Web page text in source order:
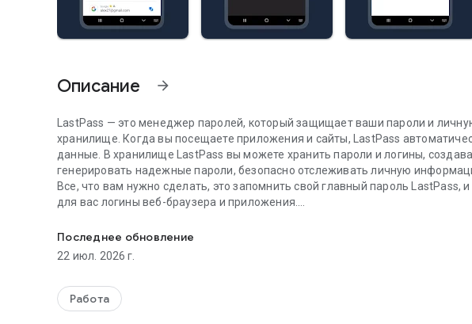
Описание arrow_forward
LastPass — это менеджер паролей, который защищает ваши пароли и
хранилище. Когда вы посещаете приложения и сайты, LastPass
данные. В хранилище LastPass вы можете хранить пароли и логины,
генерировать надежные пароли, безопасно отслеживать личную
Все, что вам нужно сделать, это запомнить свой главный пароль LastPass,
для вас логины веб-браузера и приложения.
запомнить ваши пароли и обеспечить вашу безопасность в Интернете.
• Надежно храните имена пользователей и пароли для всех своих сетевых
хранилище LastPass.
Последнее обновление
22 июл. 2026 г.
Работа